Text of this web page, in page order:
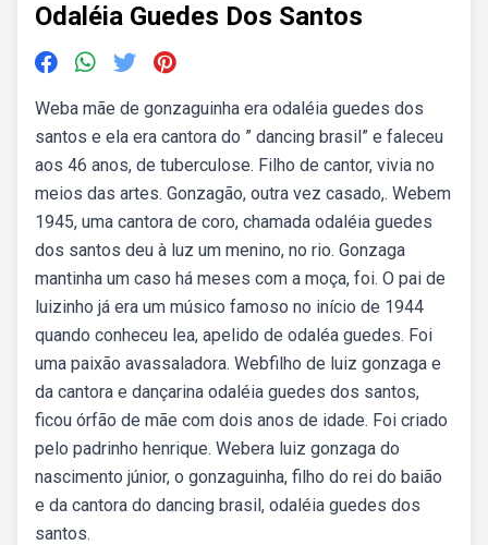
Odaléia Guedes Dos Santos
Weba mãe de gonzaguinha era odaléia guedes dos
santos e ela era cantora do ” dancing brasil” e faleceu
aos 46 anos, de tuberculose. Filho de cantor, vivia no
meios das artes. Gonzagão, outra vez casado,. Webem
1945, uma cantora de coro, chamada odaléia guedes
dos santos deu à luz um menino, no rio. Gonzaga
mantinha um caso há meses com a moça, foi. O pai de
luizinho já era um músico famoso no início de 1944
quando conheceu lea, apelido de odaléa guedes. Foi
uma paixão avassaladora. Webfilho de luiz gonzaga e
da cantora e dançarina odaléia guedes dos santos,
ficou órfão de mãe com dois anos de idade. Foi criado
pelo padrinho henrique. Webera luiz gonzaga do
nascimento júnior, o gonzaguinha, filho do rei do baião
e da cantora do dancing brasil, odaléia guedes dos
santos.